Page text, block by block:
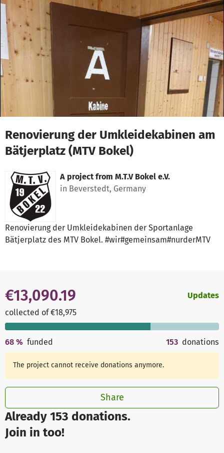
Skip to main content
Show accessibility statement
Renovierung der Umkleidekabinen am
Bätjerplatz (MTV Bokel)
A project from M.T.V Bokel e.V.
in Beverstedt, Germany
Renovierung der Umkleidekabinen der Sportanlage
Bätjerplatz des MTV Bokel. #wir#gemeinsam#nurderMTV
Already 153 donations.
Join in too!
€13,090.19
collected of €18,975
Updates
68 % funded 153 donations
The project cannot receive donations anymore.
Share